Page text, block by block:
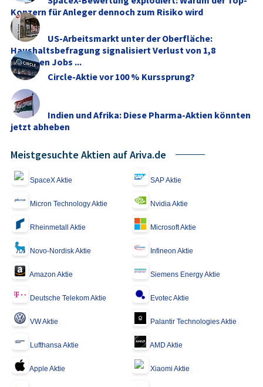
Konzern für Anleger dennoch zum Risiko wird
US-Arbeitsmarkt unter der Oberfläche:
Haushaltsbefragung signalisiert Verlust von 1,8
Millionen Jobs ...
Circle-Aktie vor 100 % Kurssprung?
Indien und Afrika: Diese Pharma-Aktien könnten
jetzt abheben
Meistgesuchte Aktien auf Ariva.de
SpaceX Aktie SAP Aktie
Micron Technology Aktie Nvidia Aktie
Rheinmetall Aktie Microsoft Aktie
Novo-Nordisk Aktie Infineon Aktie
Amazon Aktie Siemens Energy Aktie
Deutsche Telekom Aktie Evotec Aktie
VW Aktie Palantir Technologies Aktie
Lufthansa Aktie AMD Aktie
Apple Aktie Xiaomi Aktie